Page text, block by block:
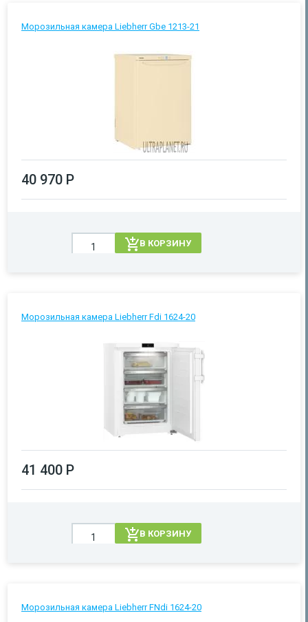
Морозильная камера Liebherr Gbe 1213-21
40 970 Р
В КОРЗИНУ
Морозильная камера Liebherr Fdi 1624-20
41 400 Р
В КОРЗИНУ
Морозильная камера Liebherr FNdi 1624-20